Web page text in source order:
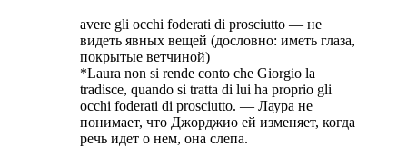
avere gli occhi foderati di prosciutto — не
видеть явных вещей (дословно: иметь глаза,
покрытые ветчиной)
*Laura non si rende conto che Giorgio la
tradisce, quando si tratta di lui ha proprio gli
occhi foderati di prosciutto. — Лаура не
понимает, что Джорджио ей изменяет, когда
речь идет о нем, она слепа.